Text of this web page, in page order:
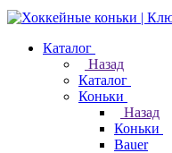
Каталог
Назад
Каталог
Коньки
Назад
Коньки
Bauer